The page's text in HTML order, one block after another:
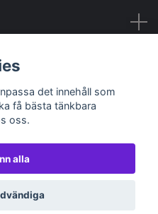
Powered by Quickbutik
det innehåll som
få bästa tänkbara
oss.
alla